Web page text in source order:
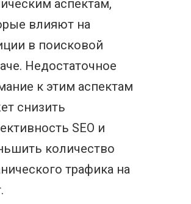
аспектам,
влияют на
в поисковой
Недостаточное
к этим аспектам
снизить
SEO и
количество
трафика на